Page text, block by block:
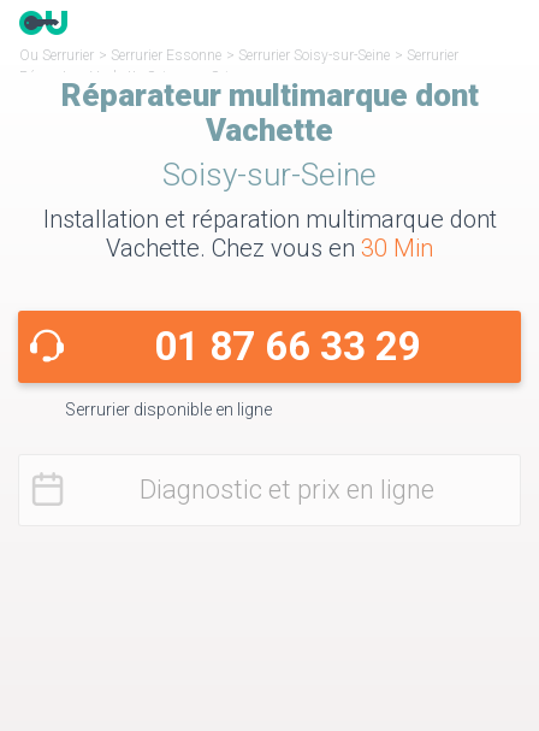
Ou Serrurier > Serrurier Essonne > Serrurier Soisy-sur-Seine > Serrurier
Réparateur Vachette Soisy-sur-Seine
Réparateur multimarque dont
Vachette
Soisy-sur-Seine
Installation et réparation multimarque dont
Vachette. Chez vous en 30 Min
01 87 66 33 29
Serrurier disponible en ligne
Diagnostic et prix en ligne